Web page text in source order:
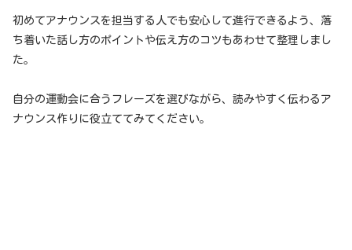
初めてアナウンスを担当する人でも安心して進行できるよう、落
ち着いた話し方のポイントや伝え方のコツもあわせて整理しまし
た。
自分の運動会に合うフレーズを選びながら、読みやすく伝わるア
ナウンス作りに役立ててみてください。